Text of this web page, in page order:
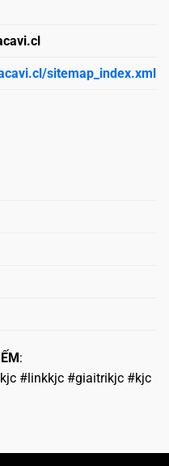
sitemap_index.xml
:
#linkkjc #giaitrikjc #kjc